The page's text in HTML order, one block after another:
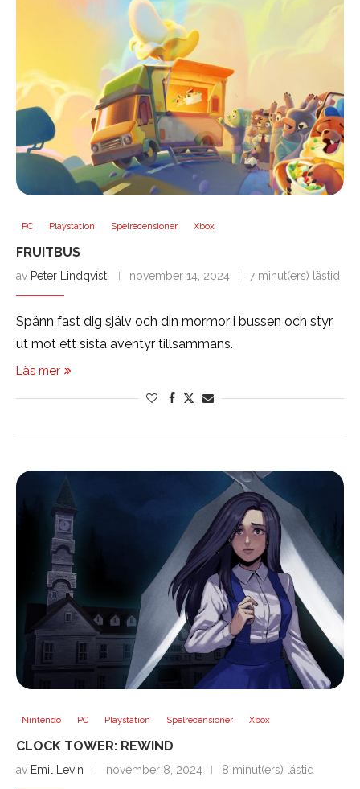
PC Playstation Spelrecensioner Xbox
FRUITBUS
av Peter Lindqvist november 14, 2024 7 minut(ers) lästid
Spänn fast dig själv och din mormor i bussen och styr
ut mot ett sista äventyr tillsammans.
Läs mer
Nintendo PC Playstation Spelrecensioner Xbox
CLOCK TOWER: REWIND
av Emil Levin november 8, 2024 8 minut(ers) lästid